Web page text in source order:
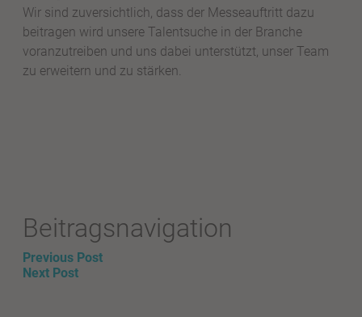
Wir sind zuversichtlich, dass der Messeauftritt dazu
beitragen wird unsere Talentsuche in der Branche
voranzutreiben und uns dabei unterstützt, unser Team
zu erweitern und zu stärken.
Beitragsnavigation
Previous Post
Next Post